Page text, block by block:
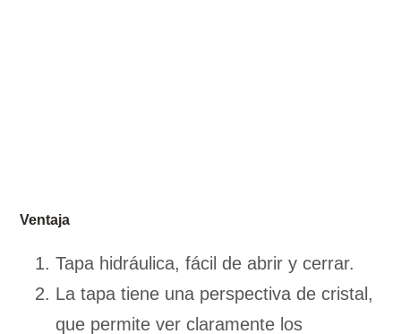
Ventaja
Tapa hidráulica, fácil de abrir y cerrar.
La tapa tiene una perspectiva de cristal,
que permite ver claramente los